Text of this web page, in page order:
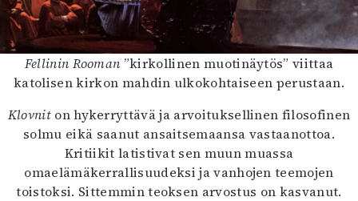
Fellinin Rooman ”kirkollinen muotinäytös” viittaa
katolisen kirkon mahdin ulkokohtaiseen perustaan.
Klovniton hykerryttävä ja arvoituksellinen filosofinen
solmu eikä saanut ansaitsemaansa vastaanottoa.
Kritiikit latistivat sen muun muassa
omaelämäkerrallisuudeksi ja vanhojen teemojen
toistoksi. Sittemmin teoksen arvostus on kasvanut.